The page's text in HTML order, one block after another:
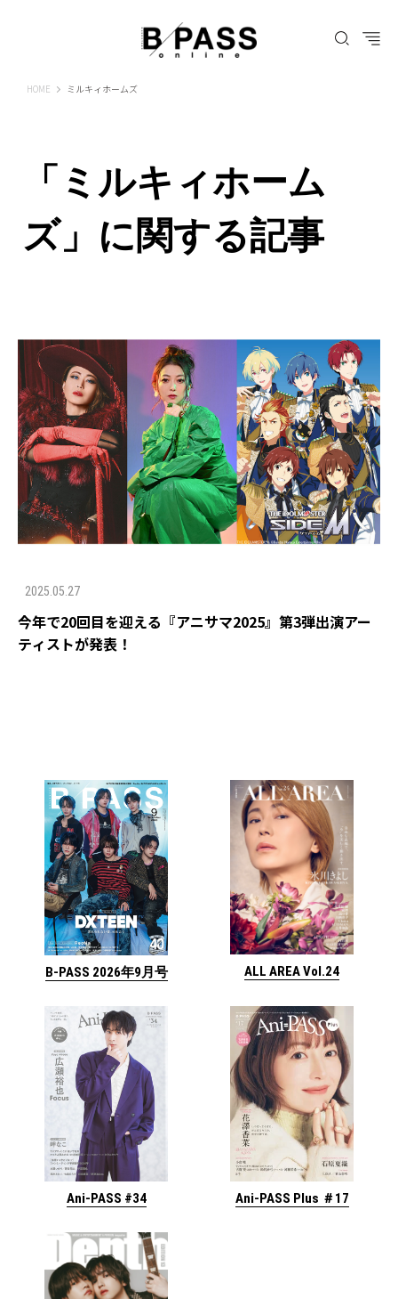
HOME B-PASS ONLINE
ミルキィホームズ
「ミルキィホーム
ズ」に関する記事
2025.05.27
今年で20回目を迎える『アニサマ2025』第3弾出演アー
ティストが発表！
B-PASS 2026年9月号 ALL AREA Vol.24
Ani-PASS #34 Ani-PASS Plus ＃17